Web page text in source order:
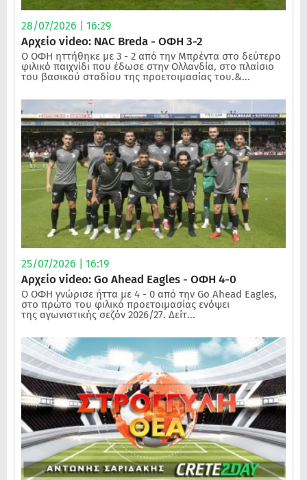
28/07/2026 | 16:29
Αρχείο video: NAC Breda - ΟΦΗ 3-2
Ο ΟΦΗ ηττήθηκε με 3 - 2 από την Μπρέντα στο δεύτερο
φιλικό παιχνίδι που έδωσε στην Ολλανδία, στο πλαίσιο
του βασικού σταδίου της προετοιμασίας του.&...
25/07/2026 | 16:19
Αρχείο video: Go Ahead Eagles - ΟΦΗ 4-0
Ο ΟΦΗ γνώρισε ήττα με 4 - 0 από την Go Ahead Eagles,
στο πρώτο του φιλικό προετοιμασίας ενόψει
της αγωνιστικής σεζόν 2026/27. Δείτ...